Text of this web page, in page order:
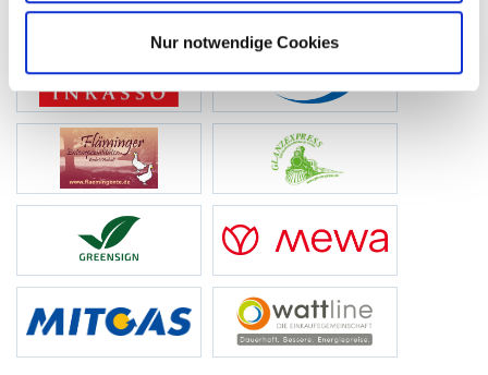
Nur notwendige Cookies